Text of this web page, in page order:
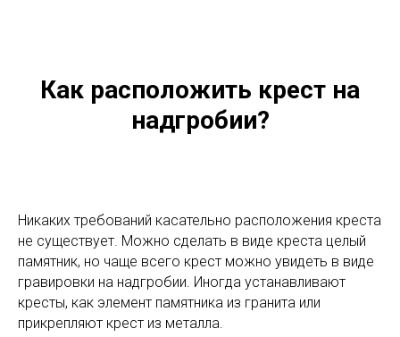
Как расположить крест на
надгробии?
Никаких требований касательно расположения креста
не существует. Можно сделать в виде креста целый
памятник, но чаще всего крест можно увидеть в виде
гравировки на надгробии. Иногда устанавливают
кресты, как элемент памятника из гранита или
прикрепляют крест из металла.